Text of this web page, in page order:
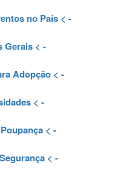
no País < -
Gerais < -
Adopção < -
< -
< -
< -